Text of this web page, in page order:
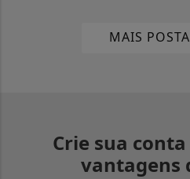
MAIS
Crie sua
vantagens